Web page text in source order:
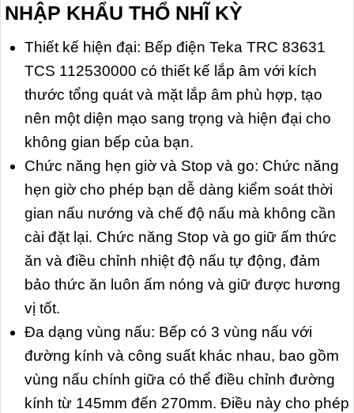
NHẬP KHẨU THỔ NHĨ KỲ
Thiết kế hiện đại: Bếp điện Teka TRC 83631
TCS 112530000 có thiết kế lắp âm với kích
thước tổng quát và mặt lắp âm phù hợp, tạo
nên một diện mạo sang trọng và hiện đại cho
không gian bếp của bạn.
Chức năng hẹn giờ và Stop và go: Chức năng
hẹn giờ cho phép bạn dễ dàng kiểm soát thời
gian nấu nướng và chế độ nấu mà không cần
cài đặt lại. Chức năng Stop và go giữ ấm thức
ăn và điều chỉnh nhiệt độ nấu tự động, đảm
bảo thức ăn luôn ấm nóng và giữ được hương
vị tốt.
Đa dạng vùng nấu: Bếp có 3 vùng nấu với
đường kính và công suất khác nhau, bao gồm
vùng nấu chính giữa có thể điều chỉnh đường
kính từ 145mm đến 270mm. Điều này cho phép